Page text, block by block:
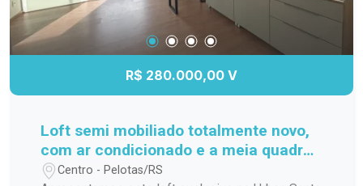
transporte público e diversos comércios e
serviços, trazendo mais praticidade para o dia a
dia. Agende sua visita. Não perca a oportunidade
de conhecer este apartamento. Entre em contato
e agende sua visita para descobrir tudo o que
R$ 280.000,00 V
Loft semi mobiliado totalmente novo,
com ar condicionado e a meia quadra
da ucpel
Centro - Pelotas/RS